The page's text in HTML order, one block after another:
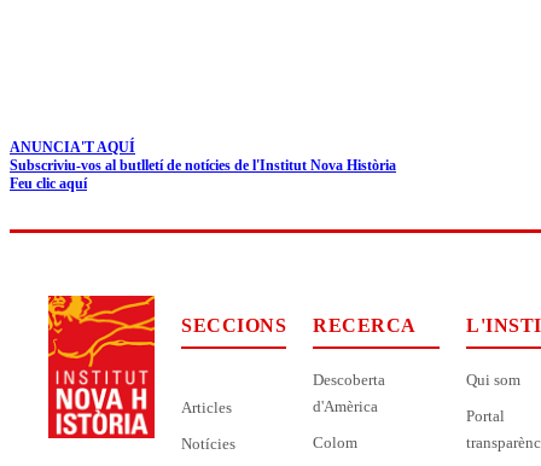
ANUNCIA'T AQUÍ
Subscriviu-vos al butlletí de notícies de l'Institut Nova Història
Feu clic aquí
SECCIONS
Articles
Notícies
RECERCA
Descoberta
d'Amèrica
Colom
Qui som
Portal